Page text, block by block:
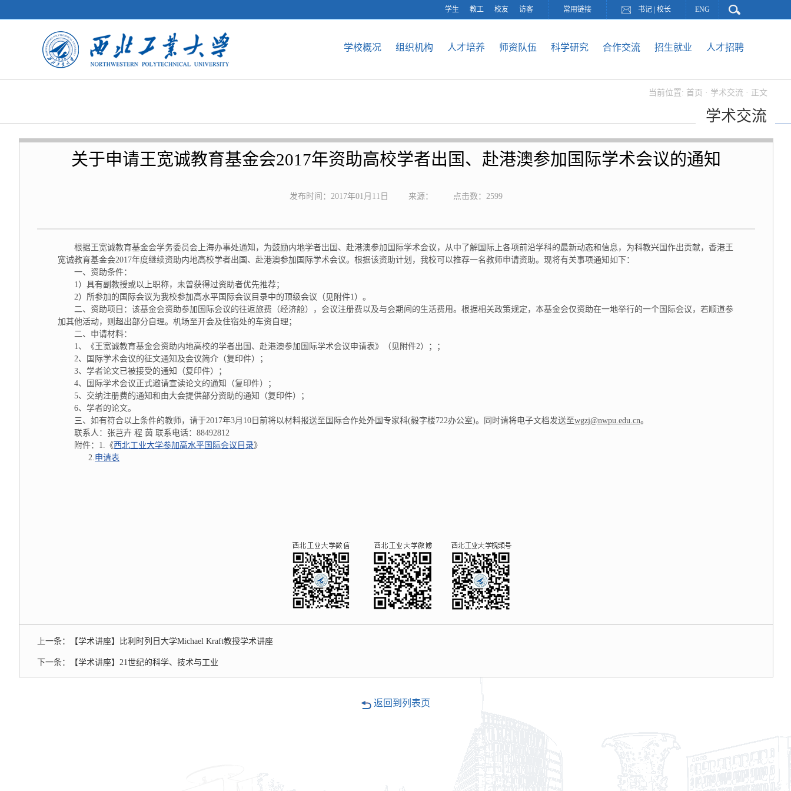
学生 教工 校友 访客 常用链接 书记 校长 ENG
学校概况 组织机构 人才培养 师资队伍 科学研究 合作交流 招生就业 人才招聘
当前位置: 首页 · 学术交流 · 正文
学术交流
关于申请王宽诚教育基金会2017年资助高校学者出国、赴港澳参加国际学术会议的通知
发布时间：2017年01月11日 来源： 点击数： 2599
根据王宽诚教育基金会学务委员会上海办事处通知，为鼓励内地学者出国、赴港澳参加国际学术会议，从中了解国际上各项前沿学科的最新动态和信息，为科教兴国作出贡献，香港王
宽诚教育基金会2017年度继续资助内地高校学者出国、赴港澳参加国际学术会议。根据该资助计划，我校可以推荐一名教师申请资助。现将有关事项通知如下：
一、资助条件：
1）具有副教授或以上职称，未曾获得过资助者优先推荐；
2）所参加的国际会议为我校参加高水平国际会议目录中的顶级会议（见附件1）。
二、资助项目：该基金会资助参加国际会议的往返旅费（经济舱），会议注册费以及与会期间的生活费用。根据相关政策规定，本基金会仅资助在一地举行的一个国际会议，若顺道参
加其他活动，则超出部分自理。机场至开会及住宿处的车资自理；
二、申请材料：
1、《王宽诚教育基金会资助内地高校的学者出国、赴港澳参加国际学术会议申请表》（见附件2）；；
2、国际学术会议的征文通知及会议简介（复印件）；
3、学者论文已被接受的通知（复印件）；
4、国际学术会议正式邀请宣读论文的通知（复印件）；
5、交纳注册费的通知和由大会提供部分资助的通知（复印件）；
6、学者的论文。
三、如有符合以上条件的教师，请于2017年3月10日前将以材料报送至国际合作处外国专家科(毅字楼722办公室)。同时请将电子文档发送至wgzj@nwpu.edu.cn。
联系人：张芑卉 程 茵 联系电话：88492812
附件：1.《西北工业大学参加高水平国际会议目录》
2.申请表
上一条： 【学术讲座】比利时列日大学Michael Kraft教授学术讲座
下一条： 【学术讲座】21世纪的科学、技术与工业
返回到列表页